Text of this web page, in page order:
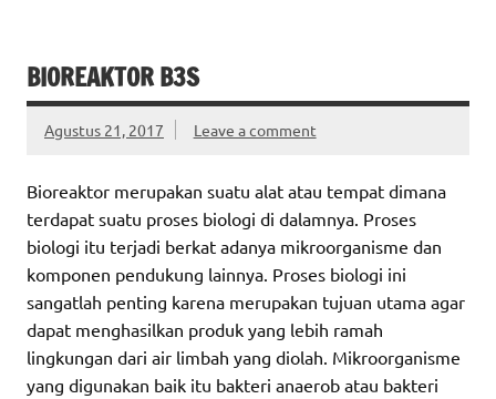
BIOREAKTOR B3S
Agustus 21, 2017 Leave a comment
Bioreaktor merupakan suatu alat atau tempat dimana
terdapat suatu proses biologi di dalamnya. Proses
biologi itu terjadi berkat adanya mikroorganisme dan
komponen pendukung lainnya. Proses biologi ini
sangatlah penting karena merupakan tujuan utama agar
dapat menghasilkan produk yang lebih ramah
lingkungan dari air limbah yang diolah. Mikroorganisme
yang digunakan baik itu bakteri anaerob atau bakteri